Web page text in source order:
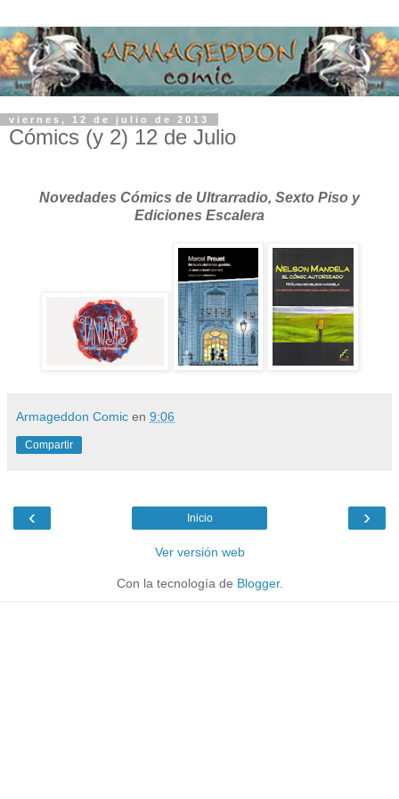
viernes, 12 de julio de 2013
Cómics (y 2) 12 de Julio
Novedades Cómics de Ultrarradio, Sexto Piso y
Ediciones Escalera
Armageddon Comic en 9:06
Compartir
‹ ›
Inicio
Ver versión web
Con la tecnología de Blogger.